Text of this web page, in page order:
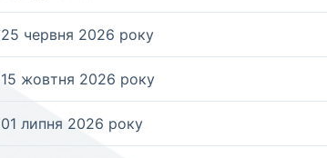
25 червня 2026 року
15 жовтня 2026 року
01 липня 2026 року